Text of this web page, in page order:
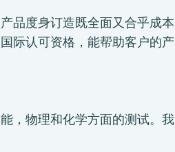
品度身订造既全面又合乎成本
际认可资格，能帮助客户的产
，物理和化学方面的测试。我